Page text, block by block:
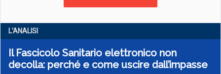
L'ANALISI
Il Fascicolo Sanitario elettronico non
decolla: perché e come uscire dall’impasse